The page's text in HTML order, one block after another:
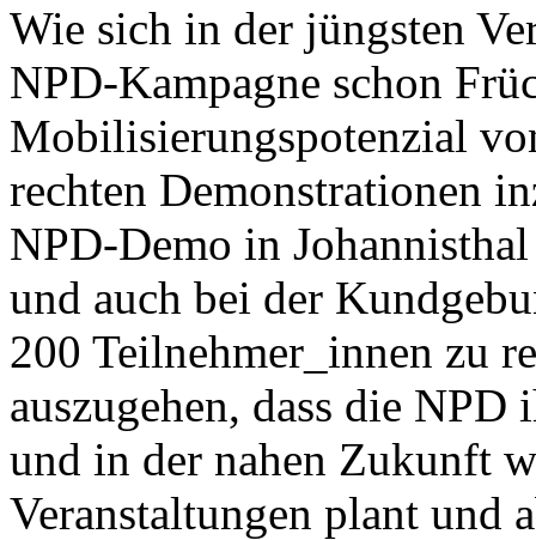
Wie sich in der jüngsten
NPD-Kampagne schon
Mobilisierungspotenzial
rechten Demonstrationen
NPD-Demo in
und auch bei der
200 Teilnehmer_innen zu
auszugehen, dass die NPD
und in der nahen Zukunft
Veranstaltungen plant und